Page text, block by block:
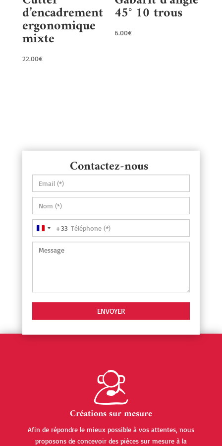
d’encadrement
ergonomique
mixte
22.00€
45° 10 trous
6.00€
Contactez-nous
France
+33
+33
Créations sur mesure
Afin de répondre le mieux possible à vos attentes, nous
proposons de concevoir des pièces sur mesure à la